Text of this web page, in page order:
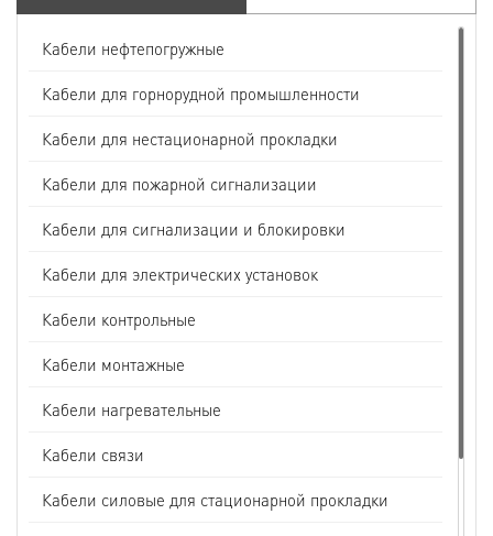
Кабели нефтепогружные
Кабели для горнорудной промышленности
Кабели для нестационарной прокладки
Кабели для пожарной сигнализации
Кабели для сигнализации и блокировки
Кабели для электрических установок
Кабели контрольные
Кабели монтажные
Кабели нагревательные
Кабели связи
Кабели силовые для стационарной прокладки